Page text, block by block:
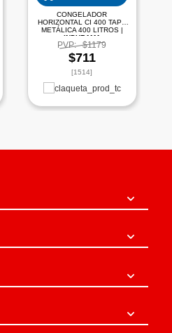
CONGELADOR
HORIZONTAL CI 400 TAPA
METÁLICA 400 LITROS |
INDURAMA
PVP: $1179
$711
[1514]